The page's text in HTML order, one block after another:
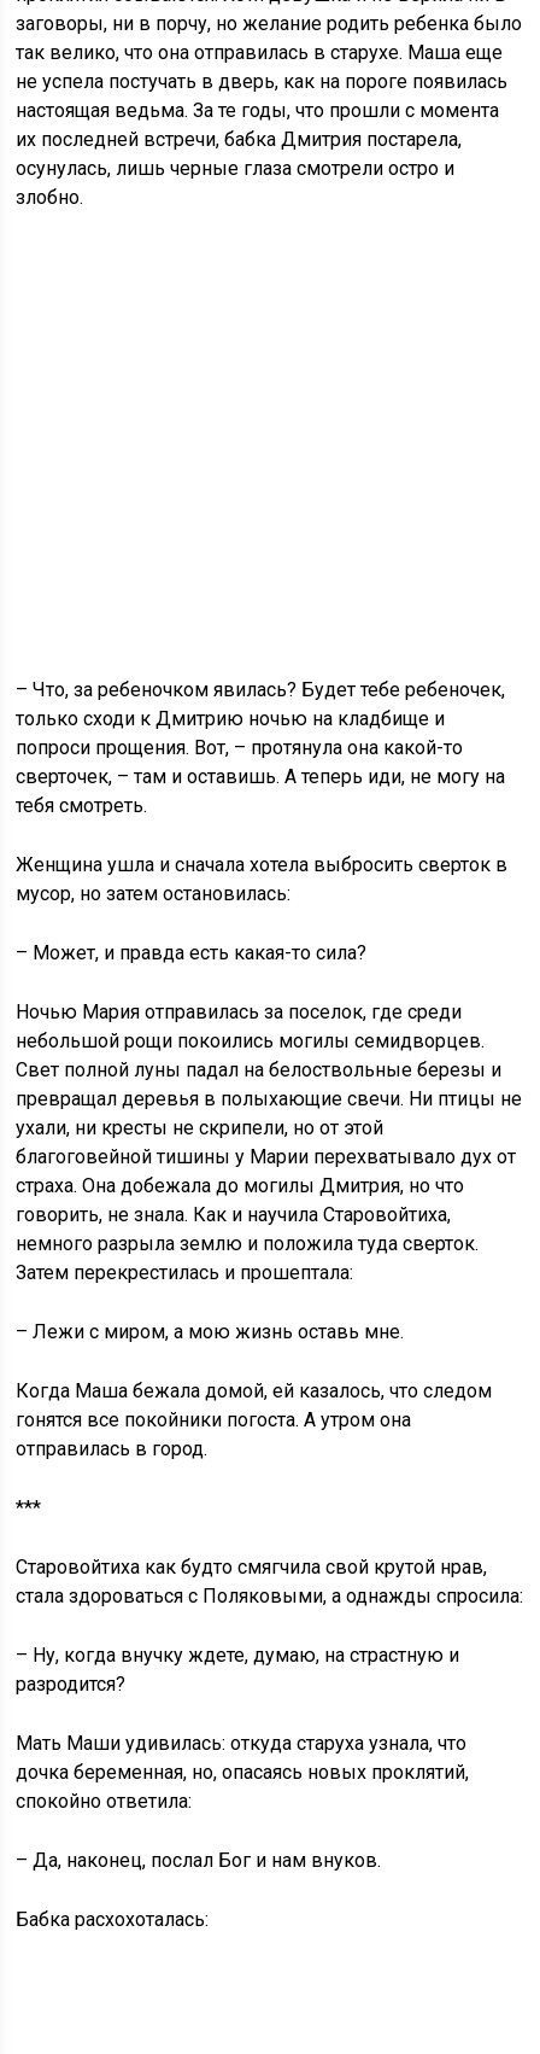
заговоры, ни в порчу, но желание родить ребенка было
так велико, что она отправилась в старухе. Маша еще
не успела постучать в дверь, как на пороге появилась
настоящая ведьма. За те годы, что прошли с момента
их последней встречи, бабка Дмитрия постарела,
осунулась, лишь черные глаза смотрели остро и
злобно.
– Что, за ребеночком явилась? Будет тебе ребеночек,
только сходи к Дмитрию ночью на кладбище и
попроси прощения. Вот, – протянула она какой-то
сверточек, – там и оставишь. А теперь иди, не могу на
тебя смотреть.
Женщина ушла и сначала хотела выбросить сверток в
мусор, но затем остановилась:
– Может, и правда есть какая-то сила?
Ночью Мария отправилась за поселок, где среди
небольшой рощи покоились могилы семидворцев.
Свет полной луны падал на белоствольные березы и
превращал деревья в полыхающие свечи. Ни птицы не
ухали, ни кресты не скрипели, но от этой
благоговейной тишины у Марии перехватывало дух от
страха. Она добежала до могилы Дмитрия, но что
говорить, не знала. Как и научила Старовойтиха,
немного разрыла землю и положила туда сверток.
Затем перекрестилась и прошептала:
– Лежи с миром, а мою жизнь оставь мне.
Когда Маша бежала домой, ей казалось, что следом
гонятся все покойники погоста. А утром она
отправилась в город.
***
Старовойтиха как будто смягчила свой крутой нрав,
стала здороваться с Поляковыми, а однажды спросила:
– Ну, когда внучку ждете, думаю, на страстную и
разродится?
Мать Маши удивилась: откуда старуха узнала, что
дочка беременная, но, опасаясь новых проклятий,
спокойно ответила:
– Да, наконец, послал Бог и нам внуков.
Бабка расхохоталась: